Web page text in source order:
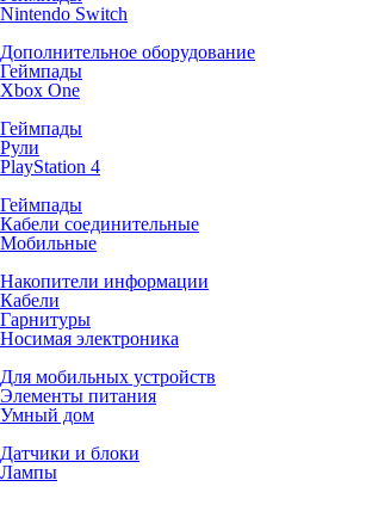
Nintendo Switch
Дополнительное оборудование
Геймпады
Xbox One
Геймпады
Рули
PlayStation 4
Геймпады
Кабели соединительные
Мобильные
Накопители информации
Кабели
Гарнитуры
Носимая электроника
Для мобильных устройств
Элементы питания
Умный дом
Датчики и блоки
Лампы